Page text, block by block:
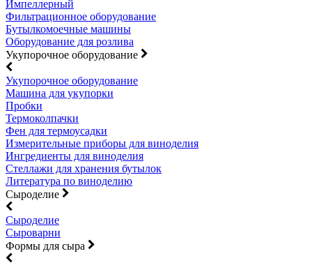
Импеллерный
Фильтрационное оборудование
Бутылкомоечные машины
Оборудование для розлива
Укупорочное оборудование
Укупорочное оборудование
Машина для укупорки
Пробки
Термоколпачки
Фен для термоусадки
Измерительные приборы для виноделия
Ингредиенты для виноделия
Стеллажи для хранения бутылок
Литература по виноделию
Сыроделие
Сыроделие
Сыроварни
Формы для сыра